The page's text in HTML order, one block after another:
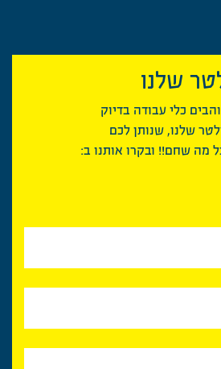
שלנו
כלי עבודה בדיוק
שלנו, שנותן לכם
מה שחם!! ובקרו אותנו ב: